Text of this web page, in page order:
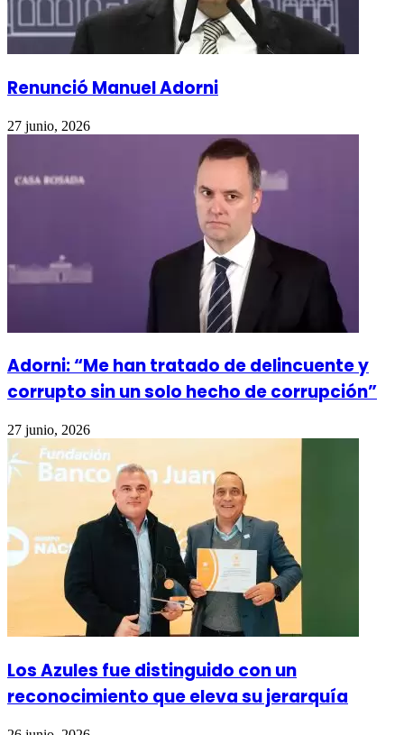
Renunció Manuel Adorni
27 junio, 2026
Adorni: “Me han tratado de delincuente y
corrupto sin un solo hecho de corrupción”
27 junio, 2026
Los Azules fue distinguido con un
reconocimiento que eleva su jerarquía